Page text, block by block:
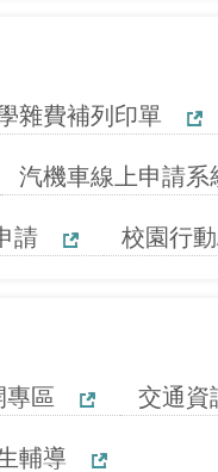
雜費補列印單
汽機車線上申請系
請 校園行
專區 交通資
輔導